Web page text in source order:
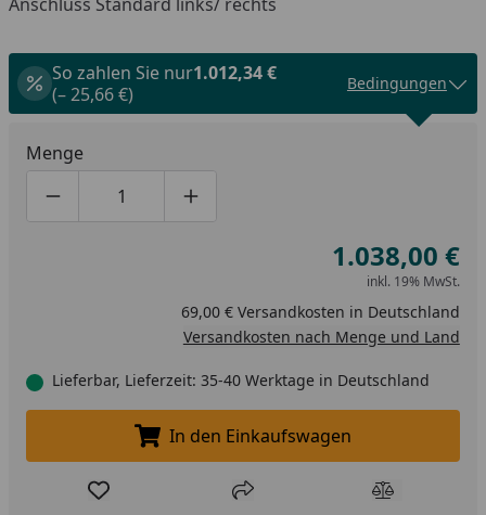
So zahlen Sie nur1.012,34 €
(– 25,66 €)
Bedingungen
Menge
Produktmenge um eins verringern
Produktmenge manuell eingeben
Produktmenge um eins erhöhen
1.038,00 €
inkl. 19% MwSt.
69,00 € Versandkosten in Deutschland
Versandkosten nach Menge und Land
Lieferbar, Lieferzeit: 35-40 Werktage in Deutschland
In den Einkaufswagen legen
In den Einkaufswagen
Produkt zur Wunschliste hinzufügen
Teilen Produkt